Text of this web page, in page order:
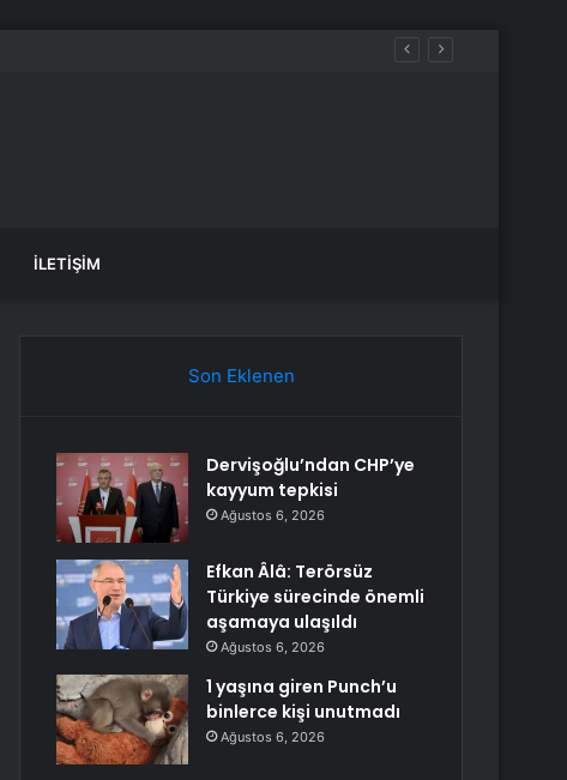
İLETIŞIM
Son Eklenen
Dervişoğlu’ndan CHP’ye
kayyum tepkisi
Ağustos 6, 2026
Efkan Âlâ: Terörsüz
Türkiye sürecinde önemli
aşamaya ulaşıldı
Ağustos 6, 2026
1 yaşına giren Punch’u
binlerce kişi unutmadı
Ağustos 6, 2026